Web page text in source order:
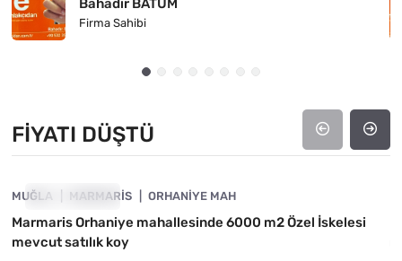
Bahadır BATUM
Firma Sahibi
FIYATI DÜŞTÜ
FIYATI DÜŞTÜ
MUĞLA MARMARIS ORHANIYE MAH
Marmaris Orhaniye mahallesinde 6000 m2 Özel İskelesi
mevcut satılık koy